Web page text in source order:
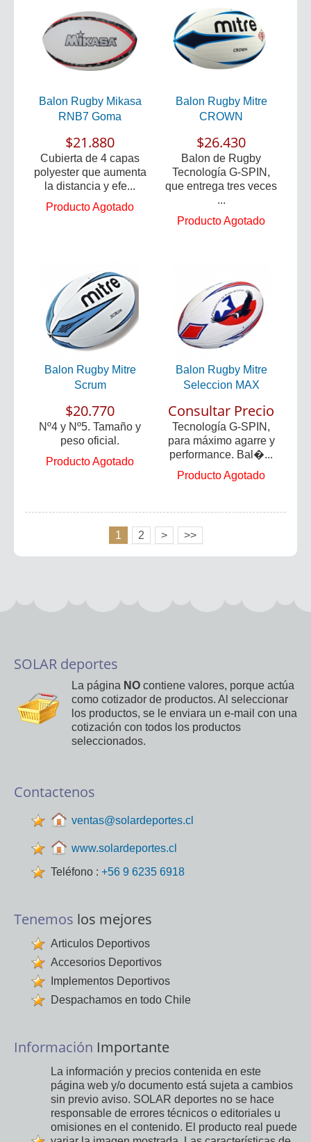
Balon Rugby Mikasa
RNB7 Goma
$21.880
Cubierta de 4 capas
polyester que aumenta
la distancia y efe...
Producto Agotado
Balon Rugby Mitre
CROWN
$26.430
Balon de Rugby
Tecnología G-SPIN,
que entrega tres veces
...
Producto Agotado
Balon Rugby Mitre
Scrum
$20.770
Nº4 y Nº5. Tamaño y
peso oficial.
Producto Agotado
Balon Rugby Mitre
Seleccion MAX
Consultar Precio
Tecnología G-SPIN,
para máximo agarre y
performance. Bal�...
Producto Agotado
1 2 > >>
SOLAR deportes
La página NO contiene valores, porque actúa
como cotizador de productos. Al seleccionar
los productos, se le enviara un e-mail con una
cotización con todos los productos
seleccionados.
Contactenos
ventas@solardeportes.cl
www.solardeportes.cl
Teléfono : +56 9 6235 6918
Tenemos los mejores
Articulos Deportivos
Accesorios Deportivos
Implementos Deportivos
Despachamos en todo Chile
Información Importante
La información y precios contenida en este
página web y/o documento está sujeta a cambios
sin previo aviso. SOLAR deportes no se hace
responsable de errores técnicos o editoriales u
omisiones en el contenido. El producto real puede